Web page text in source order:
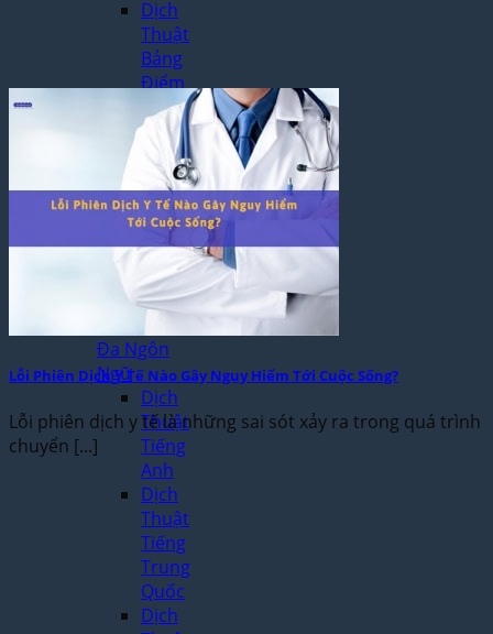
Dịch
Thuật
Bảng
Điểm
Học
Bạ
Dịch
Thuật
Giấy
Khai
Sinh,
Hộ
Khẩu
Đa Ngôn
Ngữ
Dịch
Thuật
Tiếng
Anh
Dịch
Thuật
Tiếng
Trung
Quốc
Dịch
Lỗi Phiên Dịch Y Tế Nào Gây Nguy Hiểm Tới Cuộc Sống?
Lỗi phiên dịch y tế là những sai sót xảy ra trong quá trình
chuyển [...]